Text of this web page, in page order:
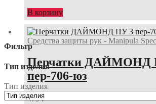
В корзину
Средства защиты рук - Manipula
Перчатки ДАЙМОНД
пер-706-юз
479₽
Фильтр
Тип изделия
Тип изделия